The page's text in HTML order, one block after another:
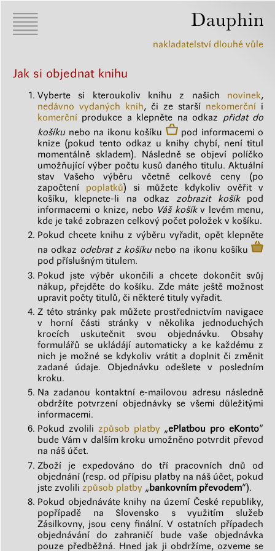
nakladatelství dlouhé vůle
Jak si objednat knihu
Vyberte si kteroukoliv knihu z našich novinek,
nedávno vydaných knih, či ze starší nekomerční i
komerční produkce a klepněte na odkaz přidat do
košíku nebo na ikonu košíku
pod informacemi o
knize (pokud tento odkaz u knihy chybí, není titul
momentálně skladem). Následně se objeví políčko
umožňující výber počtu kusů daného titulu. Aktuální
stav Vašeho výběru včetně celkové ceny (po
započtení poplatků) si můžete kdykoliv ověřit v
košíku, klepnete-li na odkazzobrazit košíkpod
informacemi o knize, nebo Váš košíkv levém menu,
kde je také zobrazen celkový počet položek v košíku.
Pokud chcete knihu z výběru vyřadit, opět klepněte
na odkaz odebrat z košíkunebo na ikonu košíku
pod příslušným titulem.
Pokud jste výběr ukončili a chcete dokončit svůj
nákup, přejděte do košíku. Zde máte ještě možnost
upravit počty titulů, či některé tituly vyřadit.
Z této stránky pak můžete prostřednictvím navigace
v horní části stránky v několika jednoduchých
krocích uskutečnit svou objednávku. Obsahy
formulářů se ukládájí automaticky a ke každému z
nich je možné se kdykoliv vrátit a doplnit či změnit
zadané údaje. Objednávku odešlete v posledním
kroku.
Na zadanou kontaktní e-mailovou adresu následně
obdržíte potvrzení objednávky se všemi důležitými
informacemi.
Pokud zvolili způsob platby „ePlatbou pro eKonto“
bude Vám v dalším kroku umožněno potvrdit převod
na náš účet.
Zboží je expedováno do tří pracovních dnů od
objednání (resp. od přípisu platby na náš účet, pokud
jste zvolili způsob platby „ bankovním převodem“).
Pokud objednáváte knihy na území České republiky,
popřípadě na Slovensko s využitím služeb
Zásilkovny, jsou ceny finální. V ostatních případech
objednávání do zahraničí bude vaše objednávka
pouze předběžná. Hned jak ji obdržíme, ozveme se